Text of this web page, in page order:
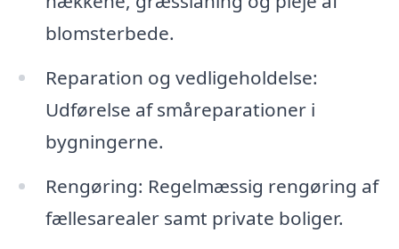
blomsterbede.
Reparation og vedligeholdelse:
Udførelse af småreparationer i
bygningerne.
Rengøring: Regelmæssig rengøring af
fællesarealer samt private boliger.